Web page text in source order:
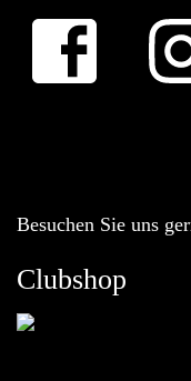
Besuchen Sie uns
Clubshop